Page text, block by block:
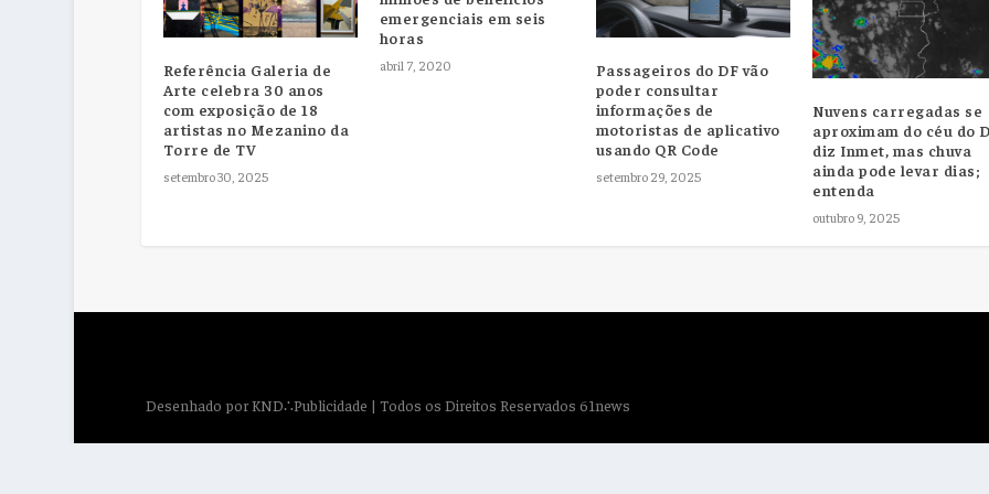
Referência Galeria de
Arte celebra 30 anos
com exposição de 18
artistas no Mezanino da
Torre de TV
setembro 30, 2025
emergenciais em seis
horas
abril 7, 2020
Passageiros do DF vão
poder consultar
informações de
motoristas de aplicativo
usando QR Code
setembro 29, 2025
Nuvens carregadas se
aproximam do céu do
diz Inmet, mas chuva
ainda pode levar dias;
entenda
outubro 9, 2025
Desenhado porKND∴Publicidade | Todos os Direitos Reservados 61news